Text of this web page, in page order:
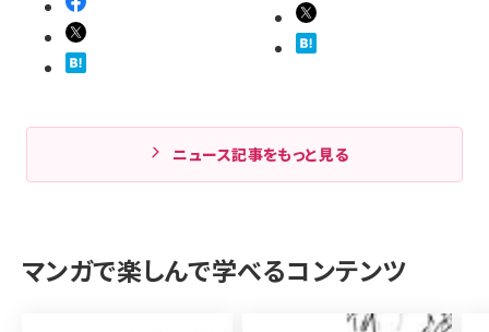
ニュース記事をもっと見る
マンガで楽しんで学べるコンテンツ